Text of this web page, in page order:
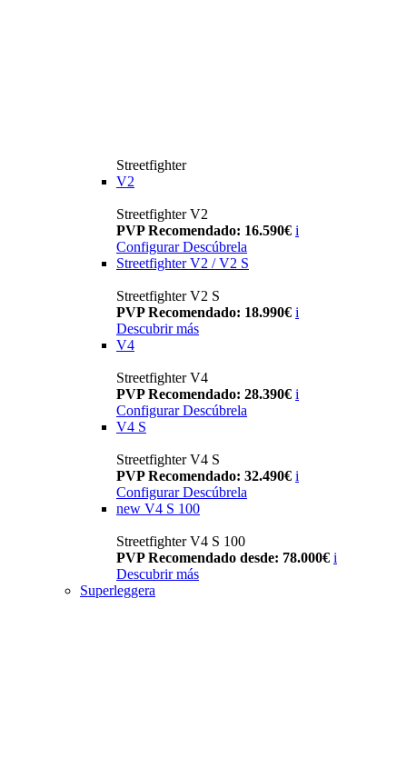
Streetfighter
V2
Streetfighter V2
PVP Recomendado: 16.590€ i
Configurar Descúbrela
Streetfighter V2 / V2 S
Streetfighter V2 S
PVP Recomendado: 18.990€ i
Descubrir más
V4
Streetfighter V4
PVP Recomendado: 28.390€ i
Configurar Descúbrela
V4 S
Streetfighter V4 S
PVP Recomendado: 32.490€ i
Configurar Descúbrela
new V4 S 100
Streetfighter V4 S 100
PVP Recomendado desde: 78.000€ i
Descubrir más
Superleggera